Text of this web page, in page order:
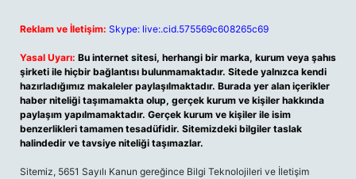
Reklam ve İletişim: Skype: live:.cid.575569c608265c69
Yasal Uyarı: Bu internet sitesi, herhangi bir marka, kurum veya şahıs
şirketi ile hiçbir bağlantısı bulunmamaktadır. Sitede yalnızca kendi
hazırladığımız makaleler paylaşılmaktadır. Burada yer alan içerikler
haber niteliği taşımamakta olup, gerçek kurum ve kişiler hakkında
paylaşım yapılmamaktadır. Gerçek kurum ve kişiler ile isim
benzerlikleri tamamen tesadüfidir. Sitemizdeki bilgiler taslak
halindedir ve tavsiye niteliği taşımazlar.
Sitemiz, 5651 Sayılı Kanun gereğince Bilgi Teknolojileri ve İletişim